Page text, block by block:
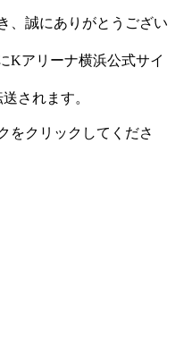
、誠にありがとうござい
Kアリーナ横浜公式サイ
されます。
をクリックしてくださ